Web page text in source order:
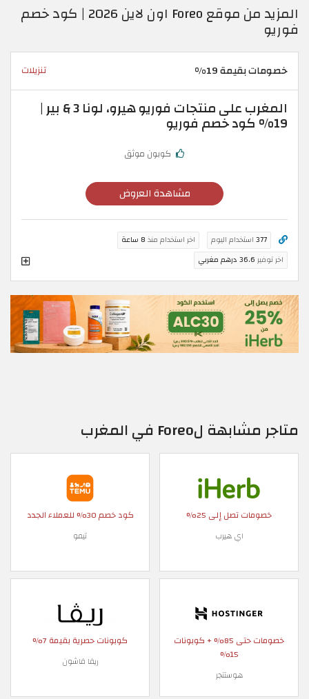
المزيد من موقع Foreo اون لاين 2026 | كود خصم
فوريو
خصومات بقيمة 19% تنزيلات
المغرب على منتجات فوريو هيرو، لونا 3 & بير |
19% كود خصم فوريو
كوبون موثق
مشاهدة العروض
377 استخدام اليوم اخر استخدام منذ 8 ساعة
اخر توفير 36.6 درهم مغربي
متاجر مشابهة لForeo في المغرب
خصومات تصل إلى 25%
اي هيرب
كود خصم 30% للعملاء الجدد
تيمو
خصومات حتى 85% + كوبونات
15%
هوستنجر
كوبونات حصرية بقيمة 7%
ريفا فاشون